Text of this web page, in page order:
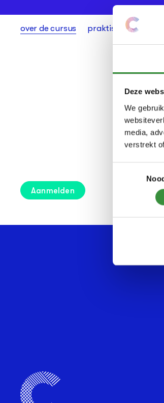
Deze
We
media,
verstrekt
over de cursus praktische info
Aanmelden